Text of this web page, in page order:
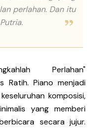
perlahan. Dan itu
Perlahan"
Ratih. Piano menjadi
komposisi,
yang memberi
secara jujur.